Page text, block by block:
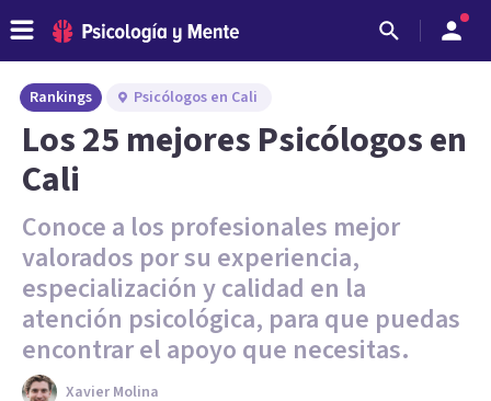
Rankings Psicólogos en Cali
Los 25 mejores Psicólogos en
Cali
Conoce a los profesionales mejor
valorados por su experiencia,
especialización y calidad en la
atención psicológica, para que puedas
encontrar el apoyo que necesitas.
Xavier Molina